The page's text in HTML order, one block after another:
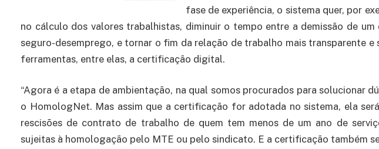
fase de experiência, o sistema quer, por
no cálculo dos valores trabalhistas, diminuir o tempo entre a demissão de um
seguro-desemprego, e tornar o fim da relação de trabalho mais transparente
ferramentas, entre elas, a certificação digital.
“Agora é a etapa de ambientação, na qual somos procurados para solucionar
o HomologNet. Mas assim que a certificação for adotada no sistema, ela
rescisões de contrato de trabalho de quem tem menos de um ano de
sujeitas à homologação pelo MTE ou pelo sindicato. E a certificação também